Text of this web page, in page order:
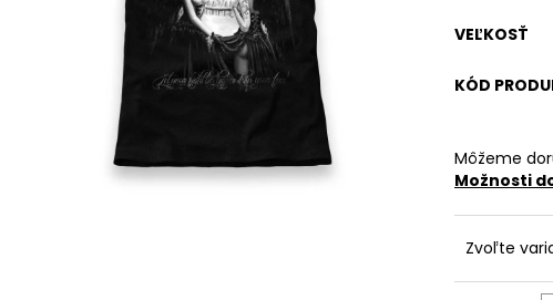
VEĽKOSŤ
KÓD
Môžeme
Možnosti
Zvoľte